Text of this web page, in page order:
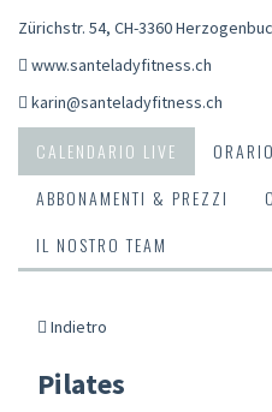
Zürichstr. 54, CH-3360
www.santeladyfitness.ch
karin@santeladyfitness.ch
CALENDARIO LIVE
ORARIO
ABBONAMENTI & PREZZI
IL NOSTRO TEAM
Indietro
Pilates